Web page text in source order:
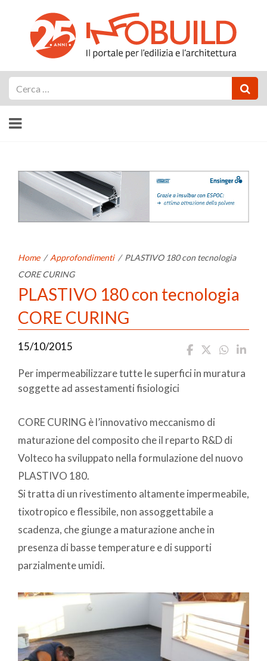
Home / Approfondimenti / PLASTIVO 180 con tecnologia
CORE CURING
PLASTIVO 180 con tecnologia
CORE CURING
15/10/2015
Per impermeabilizzare tutte le superfici in muratura
soggette ad assestamenti fisiologici
CORE CURING è l’innovativo meccanismo di
maturazione del composito che il reparto R&D di
Volteco ha sviluppato nella formulazione del nuovo
PLASTIVO 180.
Si tratta di un rivestimento altamente impermeabile,
tixotropico e flessibile, non assoggettabile a
scadenza, che giunge a maturazione anche in
presenza di basse temperature e di supporti
parzialmente umidi.